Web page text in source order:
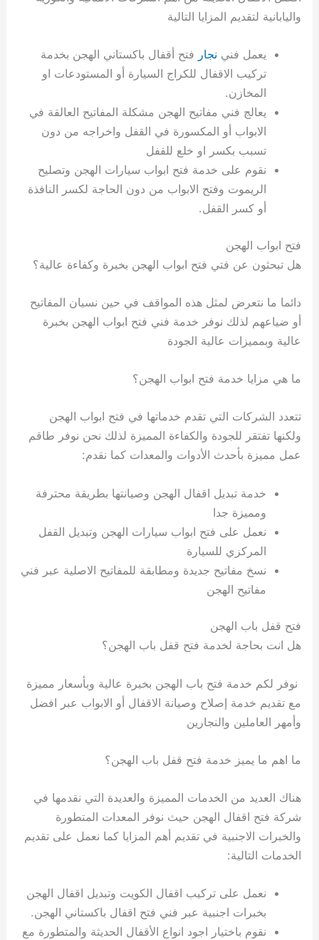
واليابانية لتقديم المزايا التالية
يعمل فني نجار فتح أقفال باكستاني الهجن بخدمة
تركيب الاقفال للكراج السيارة أو المستودعات او
المخازن.
يعالج فني مفاتيح الهجن مشكلة المفاتيح العالقة في
الابواب أو المكسورة في القفل واخراجه من دون
تسبب بكسر او خلع للقفل
نقوم على خدمة فتح ابواب سيارات الهجن وتصليح
الريموت وفتح الابواب من دون الحاجة لكسر النافذة
أو كسر القفل.
فتح ابواب الهجن
هل تبحثون عن فتي فتح ابواب الهجن بخبرة وكفاءة عالية؟
دائما ما نتعرض لمثل هذه المواقف في حين نسيان المفاتيح
أو ضياعهم لذلك نوفر خدمة فني فتح ابواب الهجن بخبرة
عالية وبمميزات عالية الجودة
ما هي مزايا خدمة فتح ابواب الهجن؟
تتعدد الشركات التي تقدم خدماتها في فتح ابواب الهجن
ولكنها تفتقر للجودة والكفاءة المميزة لذلك نحن نوفر طاقم
عمل مميزة بأحدث الأدوات والمعدات كما نقدم:
خدمة تبديل اقفال الهجن وصيانتها بطريقة محترفة
ومميزة جدا
نعمل على فتح ابواب سيارات الهجن وتبديل القفل
المركزي للسيارة
نسخ مفاتيح جديدة ومطابقة للمفاتيح الاصلية عبر فني
مفاتيح الهجن
فتح قفل باب الهجن
هل انت بحاجة لخدمة فتح قفل باب الهجن؟
نوفر لكم خدمة فتح باب الهجن بخبرة عالية وبأسعار مميزة
مع تقديم خدمة إصلاح وصيانة الاقفال أو الابواب عبر افضل
وأمهر العاملين والنجارين
ما اهم ما يميز خدمة فتح قفل باب الهجن؟
هناك العديد من الخدمات المميزة والعديدة التي نقدمها في
شركة فتح اقفال الهجن حيث نوفر المعدات المتطورة
والخبرات الاجنبية في تقديم أهم المزايا كما نعمل على تقديم
الخدمات التالية:
نعمل على تركيب اقفال الكويت وتبديل اقفال الهجن
بخبرات اجنبية عبر فني فتح اقفال باكستاني الهجن.
نقوم باختيار اجود انواع الأقفال الحديثة والمتطورة مع